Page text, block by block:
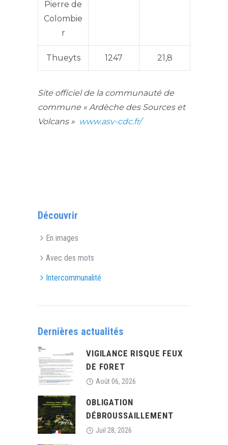
Pierre de
Colombie
r
Thueyts 1247 21,8
Site officiel de la communauté de
commune « Ardèche des Sources et
Volcans » www.asv-cdc.fr/
Découvrir
En images
Avec des mots
Intercommunalité
Dernières actualités
VIGILANCE RISQUE FEUX
DE FORET
Août 06, 2026
OBLIGATION
DÉBROUSSAILLEMENT
Juil 28, 2026